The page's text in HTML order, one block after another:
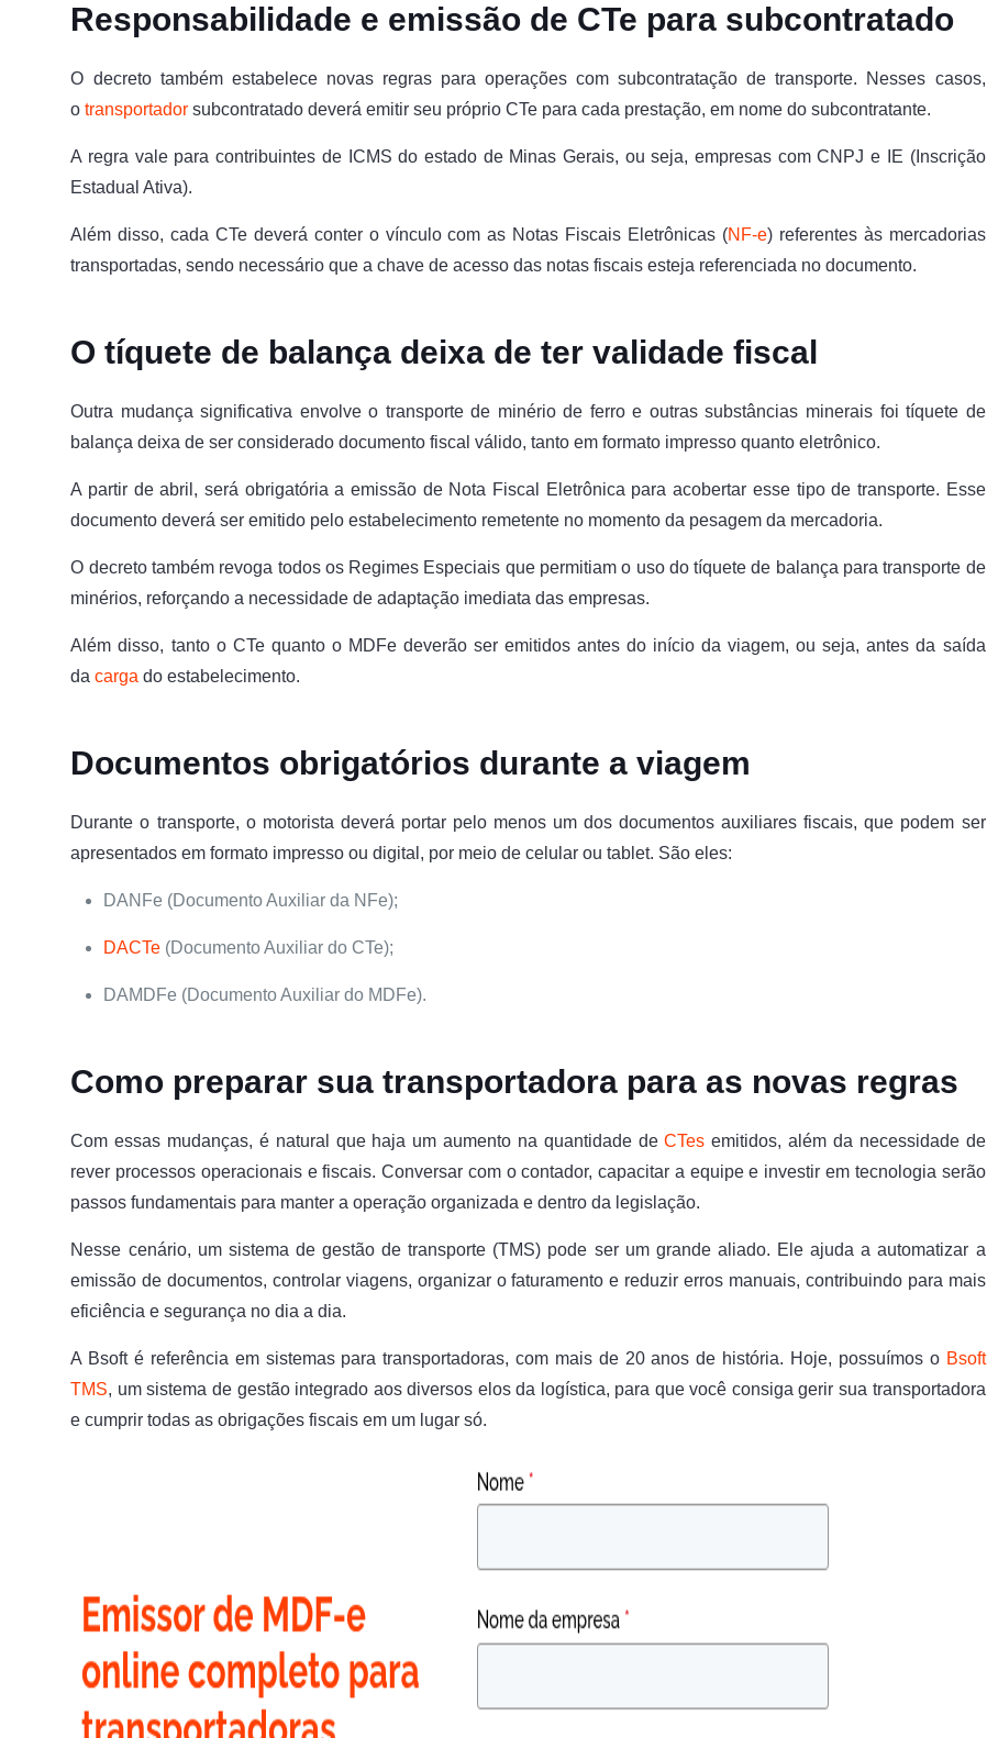
Responsabilidade e emissão de CTe para subcontratado
O decreto também estabelece novas regras para operações com subcontratação de transporte. Nesses casos,
otransportador subcontratado deverá emitir seu próprio CTe para cada prestação, em nome do subcontratante.
A regra vale para contribuintes de ICMS do estado de Minas Gerais, ou seja, empresas com CNPJ e IE (Inscrição
Estadual Ativa).
Além disso, cada CTe deverá conter o vínculo com as Notas Fiscais Eletrônicas (NF-e) referentes às mercadorias
transportadas, sendo necessário que a chave de acesso das notas fiscais esteja referenciada no documento.
O tíquete de balança deixa de ter validade fiscal
Outra mudança significativa envolve o transporte de minério de ferro e outras substâncias minerais foi tíquete de
balança deixa de ser considerado documento fiscal válido, tanto em formato impresso quanto eletrônico.
A partir de abril, será obrigatória a emissão de Nota Fiscal Eletrônica para acobertar esse tipo de transporte. Esse
documento deverá ser emitido pelo estabelecimento remetente no momento da pesagem da mercadoria.
O decreto também revoga todos os Regimes Especiais que permitiam o uso do tíquete de balança para transporte de
minérios, reforçando a necessidade de adaptação imediata das empresas.
Além disso, tanto o CTe quanto o MDFe deverão ser emitidos antes do início da viagem, ou seja, antes da saída
dacarga do estabelecimento.
Documentos obrigatórios durante a viagem
Durante o transporte, o motorista deverá portar pelo menos um dos documentos auxiliares fiscais, que podem ser
apresentados em formato impresso ou digital, por meio de celular ou tablet. São eles:
DANFe (Documento Auxiliar da NFe);
DACTe (Documento Auxiliar do CTe);
DAMDFe (Documento Auxiliar do MDFe).
Como preparar sua transportadora para as novas regras
Com essas mudanças, é natural que haja um aumento na quantidade deCTes emitidos, além da necessidade de
rever processos operacionais e fiscais. Conversar com o contador, capacitar a equipe e investir em tecnologia serão
passos fundamentais para manter a operação organizada e dentro da legislação.
Nesse cenário, um sistema de gestão de transporte (TMS) pode ser um grande aliado. Ele ajuda a automatizar a
emissão de documentos, controlar viagens, organizar o faturamento e reduzir erros manuais, contribuindo para mais
eficiência e segurança no dia a dia.
A Bsoft é referência em sistemas para transportadoras, com mais de 20 anos de história. Hoje, possuímos o Bsoft
TMS, um sistema de gestão integrado aos diversos elos da logística, para que você consiga gerir sua transportadora
e cumprir todas as obrigações fiscais em um lugar só.